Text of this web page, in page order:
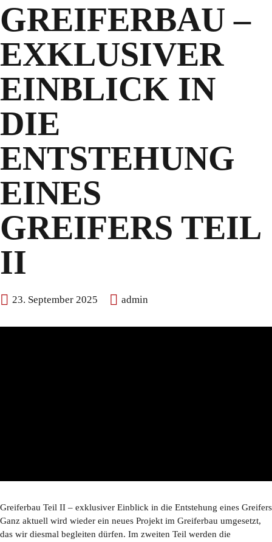
GREIFERBAU –
EXKLUSIVER
EINBLICK IN
DIE
ENTSTEHUNG
EINES
GREIFERS TEIL
II
23. September 2025 admin
Greiferbau Teil II – exklusiver Einblick in die Entstehung eines Greifers
Ganz aktuell wird wieder ein neues Projekt im Greiferbau umgesetzt,
das wir diesmal begleiten dürfen. Im zweiten Teil werden die